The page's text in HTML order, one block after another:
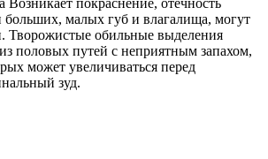
Возникает покраснение, отечность
больших, малых губ и влагалища, могут
Творожистые обильные выделения
из половых путей с неприятным запахом,
может увеличиваться перед
зуд.